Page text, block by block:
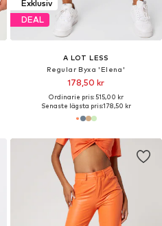
Exklusiv
DEAL
A LOT LESS
Regular Byxa 'Elena'
178,50 kr
Ordinarie pris: 515,00 kr
Senaste lägsta pris:178,50 kr